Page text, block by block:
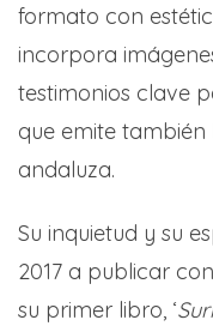
formato con
incorpora
testimonios clave
que emite
andaluza.
Su inquietud y su
2017 a publicar
su primer libro, ‘